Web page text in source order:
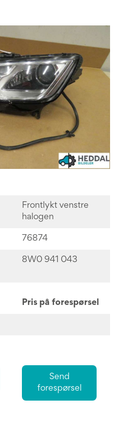
Frontlykt venstre
halogen
76874
8W0 941 043
Pris på forespørsel
Send
forespørsel